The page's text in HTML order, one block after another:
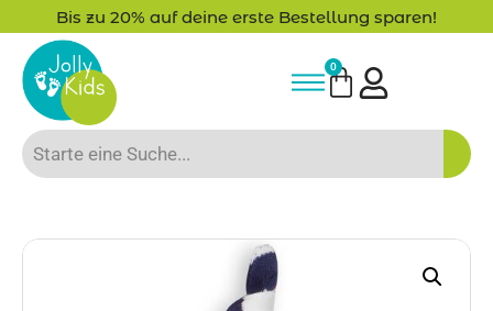
Bis zu 20% auf deine erste Bestellung sparen!
0